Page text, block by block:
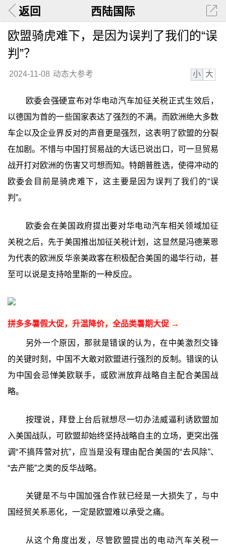
返回 西陆国际
欧盟骑虎难下，是因为误判了我们的“误
判”？
2024-11-08 动态大参考 小 大
欧委会强硬宣布对华电动汽车加征关税正式生效后，
以德国为首的一些国家表达了强烈的不满。而欧洲绝大多数
车企以及企业界反对的声音更是强烈，这表明了欧盟的分裂
在加剧。不惜与中国打贸易战的大话已说出口，可一旦贸易
战开打对欧洲的伤害又可想而知。特朗普胜选，使得冲动的
欧委会目前是骑虎难下，这主要是因为误判了我们的“误
判”。
欧委会在美国政府提出要对华电动汽车相关领域加征
关税之后，先于美国推出加征关税计划，这显然是冯德莱恩
为代表的欧洲反华亲美政客在积极配合美国的遏华行动，甚
至可以说是支持哈里斯的一种反应。
拼多多暑假大促，升温降价，全品类暑期大促 →
另外一个原因，那就是错误的认为，在中美激烈交锋
的关键时刻，中国不大敢对欧盟进行强烈的反制。错误的认
为中国会忌惮美欧联手，或欧洲放弃战略自主配合美国战
略。
按理说，拜登上台后就想尽一切办法威逼利诱欧盟加
入美国战队，可欧盟却始终坚持战略自主的立场，更突出强
调“不搞阵营对抗”，应当是没有理由配合美国的“去风除”、
“去产能”之类的反华战略。
关键是不与中国加强合作就已经是一大损失了，与中
国经贸关系恶化，一定是欧盟难以承受之痛。
从这个角度出发，尽管欧盟提出的电动汽车关税一